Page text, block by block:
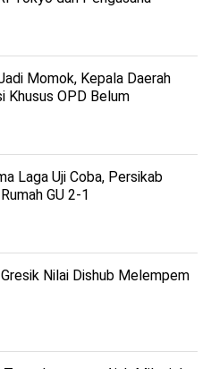
Momok, Kepala Daerah
Khusus OPD Belum
Laga Uji Coba, Persikab
GU 2-1
Nilai Dishub Melempem